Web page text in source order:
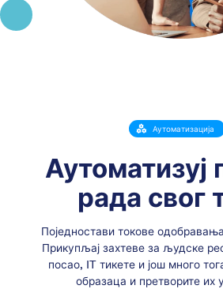
Аутоматизација
Аутоматизуј
рада свог
Поједностави токове
Прикупљај захтеве за људске
посао, IT тикете и још много
образаца и претворите их